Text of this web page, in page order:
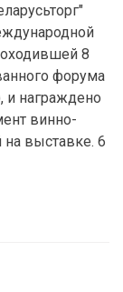
8
форума
и награждено
винно-
на выставке. 6